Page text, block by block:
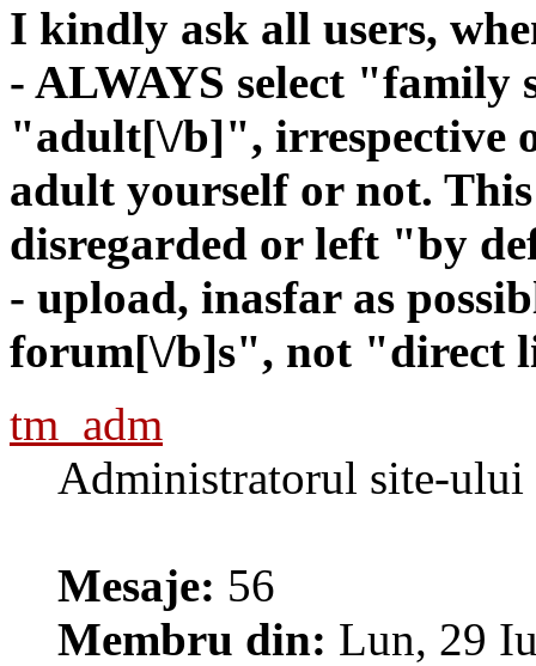
I kindly ask all users,
- ALWAYS select "family
"adult[\/b]", irrespective
adult yourself or not.
disregarded or left "by
- upload, inasfar as
forum[\/b]s", not
tm_adm
Administratorul site-ului
Mesaje: 56
Membru din: Lun, 29